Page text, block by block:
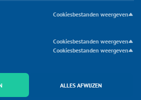
Cookiesbestanden weergeven
Cookiesbestanden weergeven
Cookiesbestanden weergeven
ALLES AFWIJZEN